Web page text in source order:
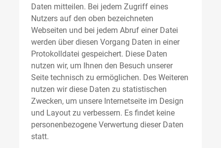
Daten mitteilen. Bei jedem Zugriff eines
Nutzers auf den oben bezeichneten
Webseiten und bei jedem Abruf einer Datei
werden über diesen Vorgang Daten in einer
Protokolldatei gespeichert. Diese Daten
nutzen wir, um Ihnen den Besuch unserer
Seite technisch zu ermöglichen. Des Weiteren
nutzen wir diese Daten zu statistischen
Zwecken, um unsere Internetseite im Design
und Layout zu verbessern. Es findet keine
personenbezogene Verwertung dieser Daten
statt.